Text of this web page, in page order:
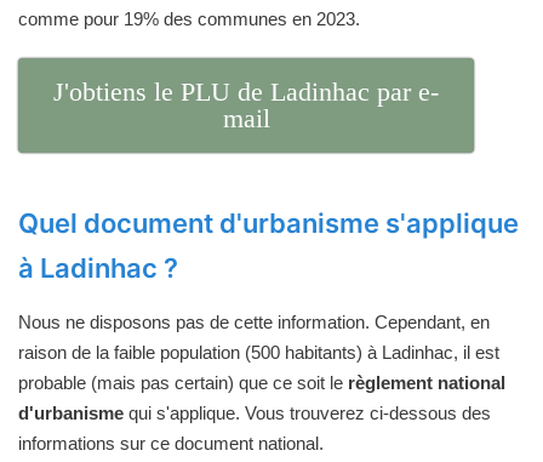
comme pour 19% des communes en 2023.
J'obtiens le PLU de Ladinhac par e-
mail
Quel document d'urbanisme s'applique
à Ladinhac ?
Nous ne disposons pas de cette information. Cependant, en
raison de la faible population (500 habitants) à Ladinhac, il est
probable (mais pas certain) que ce soit le règlement national
d'urbanisme qui s'applique. Vous trouverez ci-dessous des
informations sur ce document national.